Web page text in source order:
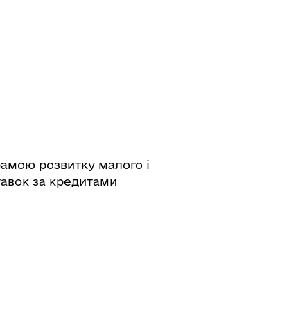
розвитку малого і
за кредитами